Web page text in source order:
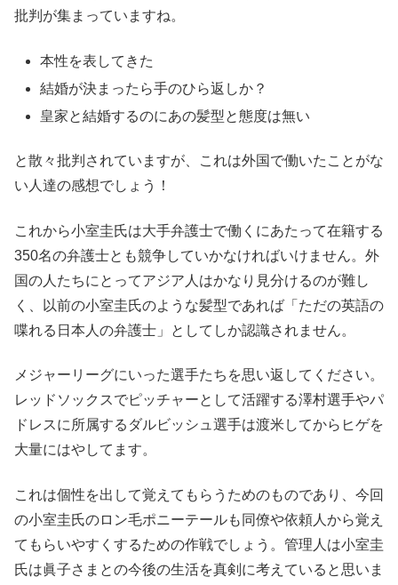
批判が集まっていますね。
本性を表してきた
結婚が決まったら手のひら返しか？
皇家と結婚するのにあの髪型と態度は無い
と散々批判されていますが、これは外国で働いたことがな
い人達の感想でしょう！
これから小室圭氏は大手弁護士で働くにあたって在籍する
350名の弁護士とも競争していかなければいけません。外
国の人たちにとってアジア人はかなり見分けるのが難し
く、以前の小室圭氏のような髪型であれば「ただの英語の
喋れる日本人の弁護士」としてしか認識されません。
メジャーリーグにいった選手たちを思い返してください。
レッドソックスでピッチャーとして活躍する澤村選手やパ
ドレスに所属するダルビッシュ選手は渡米してからヒゲを
大量にはやしてます。
これは個性を出して覚えてもらうためのものであり、今回
の小室圭氏のロン毛ポニーテールも同僚や依頼人から覚え
てもらいやすくするための作戦でしょう。管理人は小室圭
氏は眞子さまとの今後の生活を真剣に考えていると思いま